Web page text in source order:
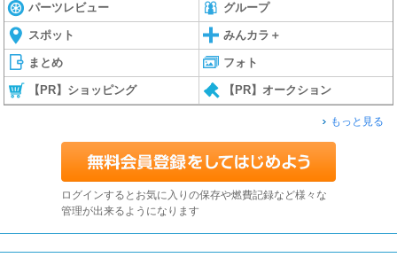
パーツレビュー グループ
スポット みんカラ＋
まとめ フォト
【PR】ショッピング 【PR】オークション
もっと見る
ログインするとお気に入りの保存や燃費記録など様々な
管理が出来るようになります